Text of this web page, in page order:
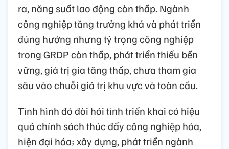
ra, năng suất lao động còn thấp. Ngành
công nghiệp tăng trưởng khá và phát triển
đúng hướng nhưng tỷ trọng công nghiệp
trong GRDP còn thấp, phát triển thiếu bền
vững, giá trị gia tăng thấp, chưa tham gia
sâu vào chuỗi giá trị khu vực và toàn cầu.
Tình hình đó đòi hỏi tỉnh triển khai có hiệu
quả chính sách thúc đẩy công nghiệp hóa,
hiện đại hóa; xây dựng, phát triển ngành